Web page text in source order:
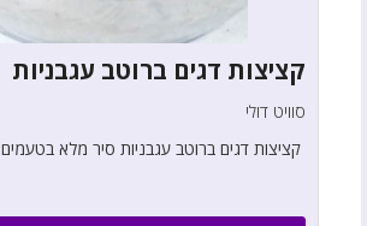
קציצות דגים ברוטב עגבניות
סוויט דולי
קציצות דגים ברוטב עגבניות סיר מלא בטעמים